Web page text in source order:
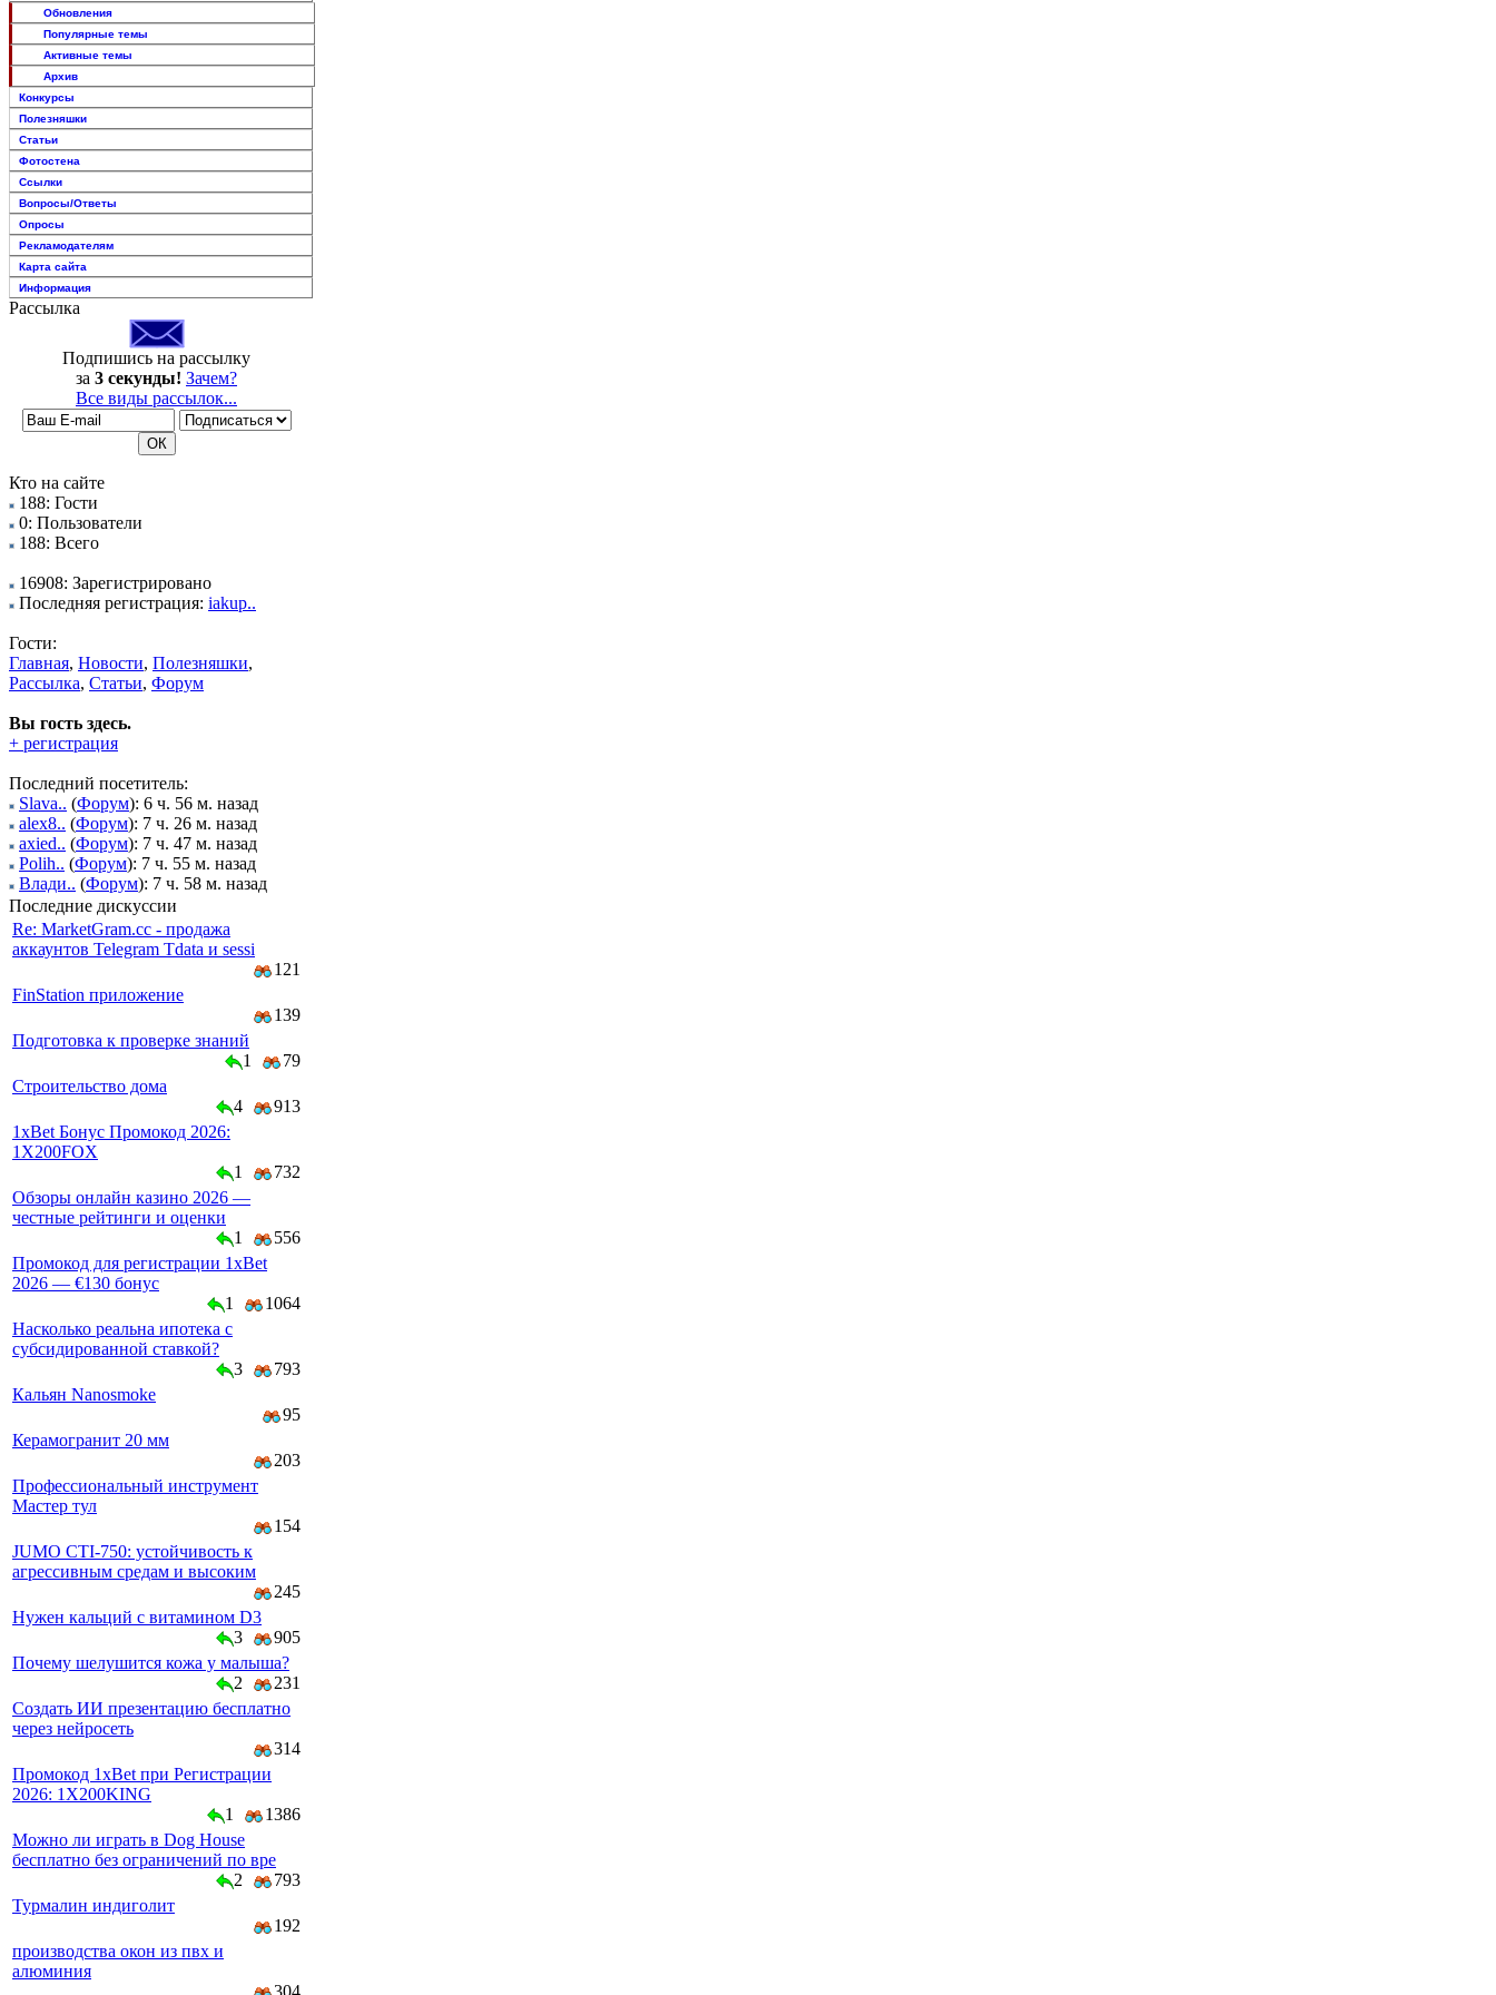
Обновления
Популярные темы
Активные темы
Архив
Конкурсы
Полезняшки
Статьи
Фотостена
Ссылки
Вопросы/Ответы
Опросы
Рекламодателям
Карта сайта
Информация
Рассылка
Подпишись на рассылку
за 3 секунды! Зачем?
Все виды рассылок...
Кто на сайте
188: Гости
0: Пользователи
188: Всего
16908: Зарегистрировано
Последняя регистрация: iakup..
Гости:
Главная, Новости, Полезняшки,
Рассылка, Статьи, Форум
Вы гость здесь.
+ регистрация
Последний посетитель:
Slava.. (Форум): 6 ч. 56 м. назад
alex8.. (Форум): 7 ч. 26 м. назад
axied.. (Форум): 7 ч. 47 м. назад
Polih.. (Форум): 7 ч. 55 м. назад
Влади.. (Форум): 7 ч. 58 м. назад
Последние дискуссии
Re: MarketGram.cc - продажа
аккаунтов Telegram Tdata и sessi
121
FinStation приложение
139
Подготовка к проверке знаний
1
79
Строительство дома
4
913
1xBet Бонус Промокод 2026:
1X200FOX
1
732
Обзоры онлайн казино 2026 —
честные рейтинги и оценки
1
556
Промокод для регистрации 1xBet
2026 — €130 бонус
1
1064
Насколько реальна ипотека с
субсидированной ставкой?
3
793
Кальян Nanosmoke
95
Керамогранит 20 мм
203
Профессиональный инструмент
Мастер тул
154
JUMO CTI-750: устойчивость к
агрессивным средам и высоким
245
Нужен кальций с витамином D3
3
905
Почему шелушится кожа у малыша?
2
231
Создать ИИ презентацию бесплатно
через нейросеть
314
Промокод 1xBet при Регистрации
2026: 1X200KING
1
1386
Можно ли играть в Dog House
бесплатно без ограничений по вре
2
793
Турмалин индиголит
192
производства окон из пвх и
алюминия
304